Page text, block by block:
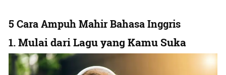
5 Cara Ampuh Mahir Bahasa Inggris
1. Mulai dari Lagu yang Kamu Suka